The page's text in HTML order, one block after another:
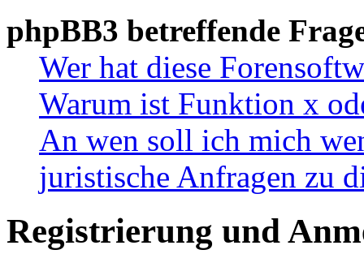
phpBB3 betreffende
Wer hat diese
Warum ist Funktion x
An wen soll ich mich
juristische Anfragen zu
Registrierung und